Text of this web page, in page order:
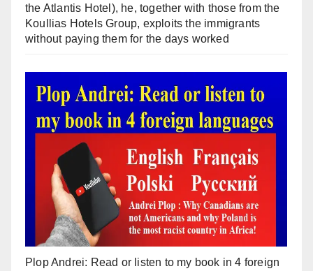
the Atlantis Hotel), he, together with those from the
Koullias Hotels Group, exploits the immigrants
without paying them for the days worked
Plop Andrei: Read or listen to my book in 4 foreign